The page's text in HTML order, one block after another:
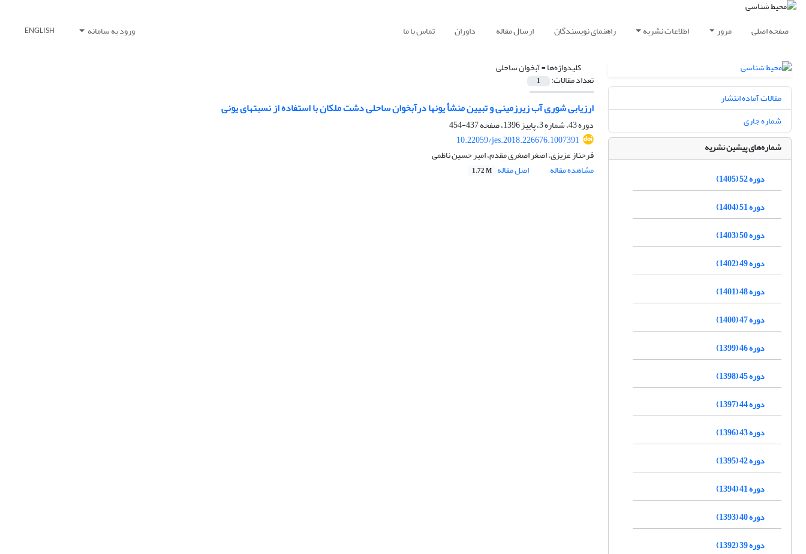
صفحه اصلی مرور اطلاعات نشریه راهنمای نویسندگان ارسال مقاله داوران تماس با ما ورود به سامانه ENGLISH
کلیدواژه‌ها =آبخوان ساحلی
تعداد مقالات: 1
ارزیابی شوری آب زیرزمینی و تبیین منشأ یونها درآبخوان ساحلی دشت ملکان با استفاده از ‏نسبتهای یونی
دوره 43، شماره 3، پاییز 1396، صفحه
437-454
10.22059/jes.2018.226676.1007391
فرحناز عزیزی، اصغر اصغری مقدم، امیر حسین ناظمی
مشاهده مقاله
اصل مقاله 1.72 M
مقالات آماده انتشار
شماره جاری
شماره‌های پیشین نشریه
دوره 52 (1405)
دوره 51 (1404)
دوره 50 (1403)
دوره 49 (1402)
دوره 48 (1401)
دوره 47 (1400)
دوره 46 (1399)
دوره 45 (1398)
دوره 44 (1397)
دوره 43 (1396)
دوره 42 (1395)
دوره 41 (1394)
دوره 40 (1393)
دوره 39 (1392)